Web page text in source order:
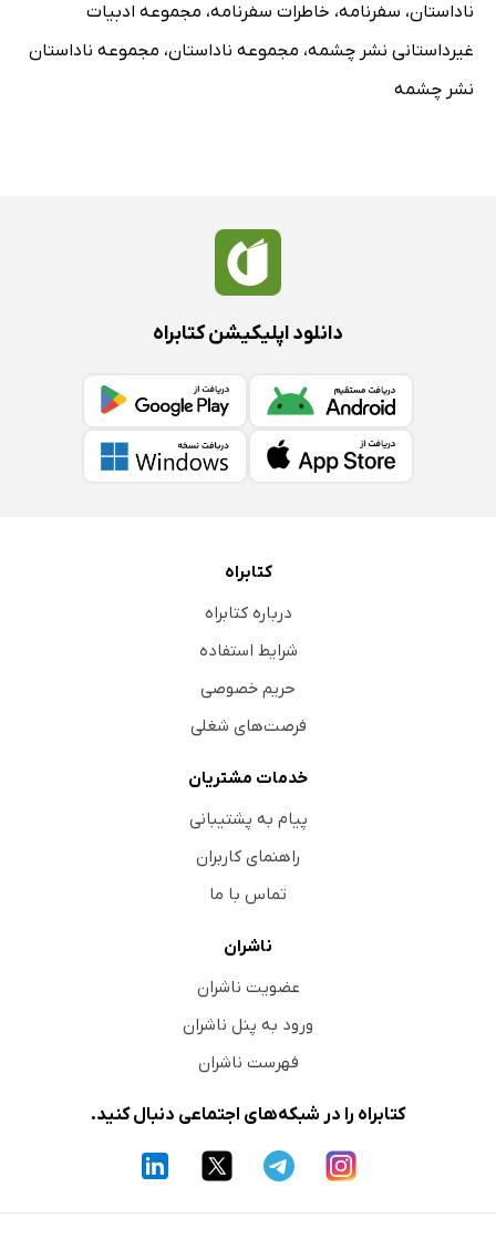
ناداستان، سفرنامه، خاطرات سفرنامه، مجموعه ادبیات
غیرداستانی نشر چشمه، مجموعه ناداستان، مجموعه ناداستان
نشر چشمه
دانلود اپلیکیشن کتابراه
کتابراه
درباره کتابراه
شرایط استفاده
حریم خصوصی
فرصت‌های شغلی
خدمات مشتریان
پیام به پشتیبانی
راهنمای کاربران
تماس با ما
ناشران
عضویت ناشران
ورود به پنل ناشران
فهرست ناشران
کتابراه را در شبکه‌های اجتماعی دنبال کنید.